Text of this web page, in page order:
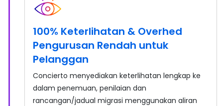
100% Keterlihatan & Overhed
Pengurusan Rendah untuk
Pelanggan
Concierto menyediakan keterlihatan lengkap ke
dalam penemuan, penilaian dan
rancangan/jadual migrasi menggunakan aliran